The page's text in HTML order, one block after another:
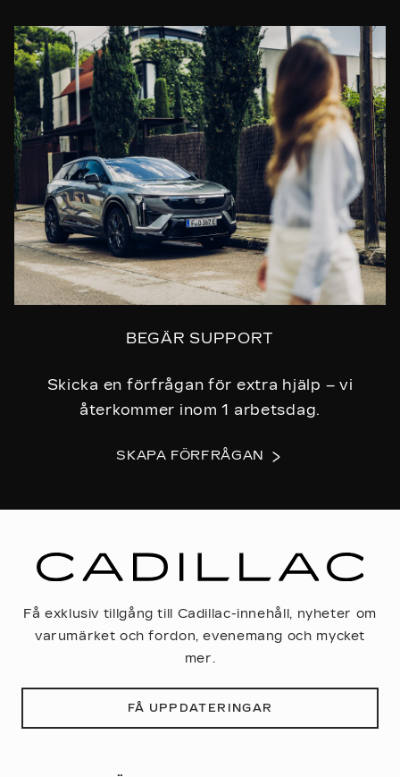
BEGÄR SUPPORT
Skicka en förfrågan för extra hjälp – vi
återkommer inom 1 arbetsdag.
SKAPA FÖRFRÅGAN